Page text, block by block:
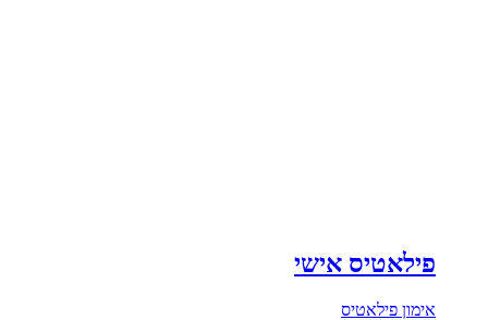
פילאטיס אישי
אימון פילאטיס